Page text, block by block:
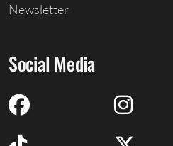
Newsletter
Social Media